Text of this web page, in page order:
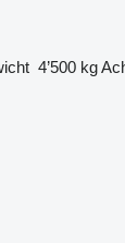
4’500 kg